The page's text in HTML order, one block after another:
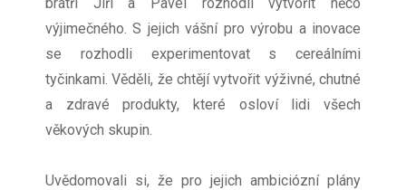
výjimečného. S jejich vášní pro výrobu a inovace
se rozhodli experimentovat s cereálními
tyčinkami. Věděli, že chtějí vytvořit výživné, chutné
a zdravé produkty, které osloví lidi všech
věkových skupin.
Uvědomovali si, že pro jejich ambiciózní plány